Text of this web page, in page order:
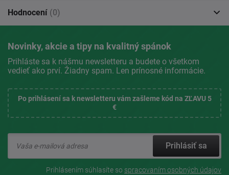
Hodnocení (0)
Novinky, akcie a tipy na kvalitný spánok
Prihláste sa k nášmu newsletteru a budete o všetkom
vedieť ako prví. Žiadny spam. Len prínosné informácie.
Po prihlásení sa k newsletteru vám zašleme kód na ZĽAVU 5
€
Prihlásiť sa
Prihlásením súhlasíte so spracovaním osobných údajov